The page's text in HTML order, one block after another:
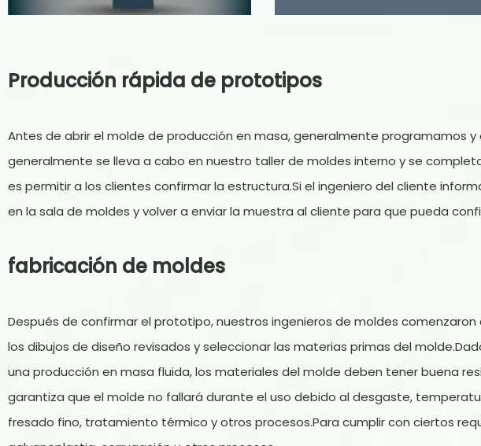
Producción rápida de prototipos
Antes de abrir el molde de producción en masa, generalmente programamos
generalmente se lleva a cabo en nuestro taller de moldes interno y se
es permitir a los clientes confirmar la estructura.Si el ingeniero del cliente
en la sala de moldes y volver a enviar la muestra al cliente para que pueda
fabricación de moldes
Después de confirmar el prototipo, nuestros ingenieros de moldes
los dibujos de diseño revisados ​​y seleccionar las materias primas del
una producción en masa fluida, los materiales del molde deben tener buena
garantiza que el molde no fallará durante el uso debido al desgaste,
fresado fino, tratamiento térmico y otros procesos.Para cumplir con ciertos